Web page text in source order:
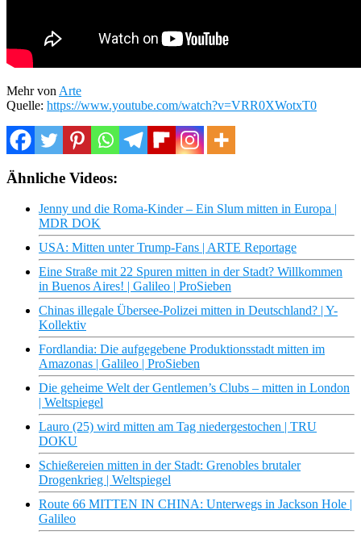
Mehr von Arte
Quelle: https://www.youtube.com/watch?v=VRR0XWotxT0
Ähnliche Videos:
Jenny und die Roma-Kinder – Ein Slum mitten in Europa |
MDR DOK
USA: Mitten unter Trump-Fans | ARTE Reportage
Eine Straße mit 22 Spuren mitten in der Stadt? Willkommen
in Buenos Aires! | Galileo | ProSieben
Chinas illegale Übersee-Polizei mitten in Deutschland? | Y-
Kollektiv
Fordlandia: Die aufgegebene Produktionsstadt mitten im
Amazonas | Galileo | ProSieben
Die geheime Welt der Gentlemen’s Clubs – mitten in London
| Weltspiegel
Lauro (25) wird mitten am Tag niedergestochen | TRU
DOKU
Schießereien mitten in der Stadt: Grenobles brutaler
Drogenkrieg | Weltspiegel
Route 66 MITTEN IN CHINA: Unterwegs in Jackson Hole |
Galileo